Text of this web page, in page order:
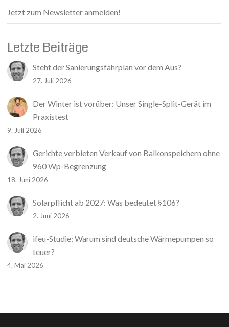
Jetzt zum Newsletter anmelden!
Letzte Beiträge
Steht der Sanierungsfahrplan vor dem Aus?
27. Juli 2026
Der Winter ist vorüber: Unser Single-Split-Gerät im
Praxistest
9. Juli 2026
Gerichte verbieten Verkauf von Balkonspeichern ohne
960 Wp-Begrenzung
18. Juni 2026
Solarpflicht ab 2027: Was bedeutet §106?
2. Juni 2026
ifeu-Studie: Warum sind deutsche Wärmepumpen so
teuer?
4. Mai 2026